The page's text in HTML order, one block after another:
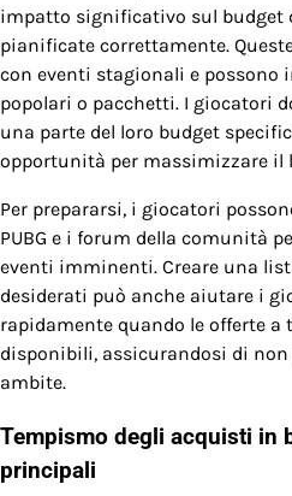
impatto significativo sul budget
pianificate correttamente.
con eventi stagionali e possono
popolari o pacchetti. I giocatori
una parte del loro budget
opportunità per massimizzare il
Per prepararsi, i giocatori
PUBG e i forum della comunità
eventi imminenti. Creare una
desiderati può anche aiutare i
rapidamente quando le offerte
disponibili, assicurandosi di
ambite.
Tempismo degli acquisti in
principali